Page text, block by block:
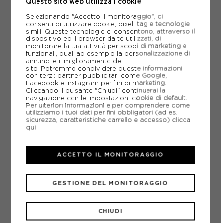
PIÙ INFORMAZIONI
SCHEDA TECNICA
GUIDA ALLE TAGLIE
DOMANDE FREQUENTI
Come ordinare la taglia giusta?
CONSIGLIATI DA NOI
Selezionando "Accetto il monitoraggio", ci
consenti di utilizzare cookie, pixel, tag e tecnologie
simili. Queste tecnologie ci consentono, attraverso il
dispositivo ed il browser da te utilizzati, di
monitorare la tua attività per scopi di marketing e
funzionali, quali ad esempio la personalizzazione di
annunci e il miglioramento del
sito. Potremmo condividere queste informazioni
con terzi: partner pubblicitari come Google,
Facebook e Instagram per fini di marketing.
Cliccando il pulsante "Chiudi" continuerai la
navigazione con le impostazioni cookie di default.
Per ulteriori informazioni e per comprendere come
utilizziamo i tuoi dati per fini obbligatori (ad es.
sicurezza, caratteristiche carrello e accesso) clicca
qui
CHIUDI
GESTIONE DEL MONITORAGGIO
ACCETTO IL MONITORAGGIO